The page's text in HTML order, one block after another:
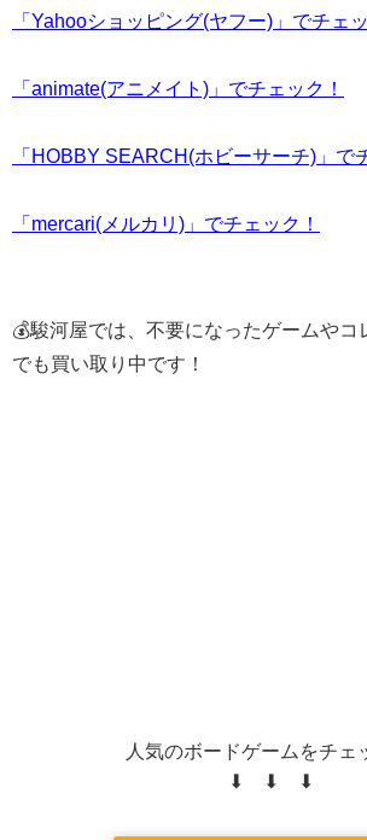
「Yahooショッピング(ヤフー)」でチェッ
「animate(アニメイト)」でチェック！
「HOBBY SEARCH(ホビーサーチ)」で
「mercari(メルカリ)」でチェック！
💰駿河屋では、不要になったゲームやコ
でも買い取り中です！
人気のボードゲームをチェ
⬇ ⬇ ⬇